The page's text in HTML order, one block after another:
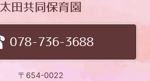
太田共同保育園
078-736-3688
〒654-0022